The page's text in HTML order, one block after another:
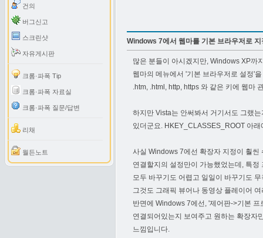
건의
버그신고
스크린샷
자유게시판
크롬·파폭 Tip
크롬·파폭 자료실
크롬·파폭 질문/답변
리채
월든노트
Windows 7에서 웹마를 기본 브라우저로 지
많은 분들이 아시겠지만, Windows XP까
웹마의 메뉴에서 '기본 브라우저로 설정'
.htm, .html, http, https 와 같은 키에 웹마
하지만 Vista는 안써봐서 거기서도 그랬
있더군요. HKEY_CLASSES_ROOT 아
사실 Windows 7에선 확장자 지정이 훨
연결할지의 설정만이 가능했었는데, 특
모두 바꾸기도 어렵고 일일이 바꾸기도
그것도 그래픽 뷰어나 동영상 플레이어
반면에 Windows 7에선, '제어판->기본
연결되어있는지 보여주고 원하는 확장자
느낌입니다.